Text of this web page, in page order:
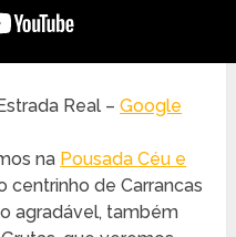
Real –Google
na Pousada Céu e
centrinho de Carrancas
agradável, também